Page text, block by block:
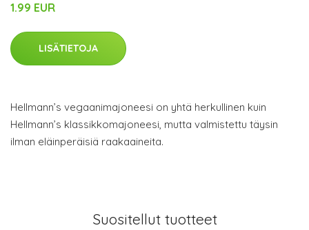
1.99 EUR
LISÄTIETOJA
Hellmann’s vegaanimajoneesi on yhtä herkullinen kuin
Hellmann’s klassikkomajoneesi, mutta valmistettu täysin
ilman eläinperäisiä raakaaineita.
Suositellut tuotteet